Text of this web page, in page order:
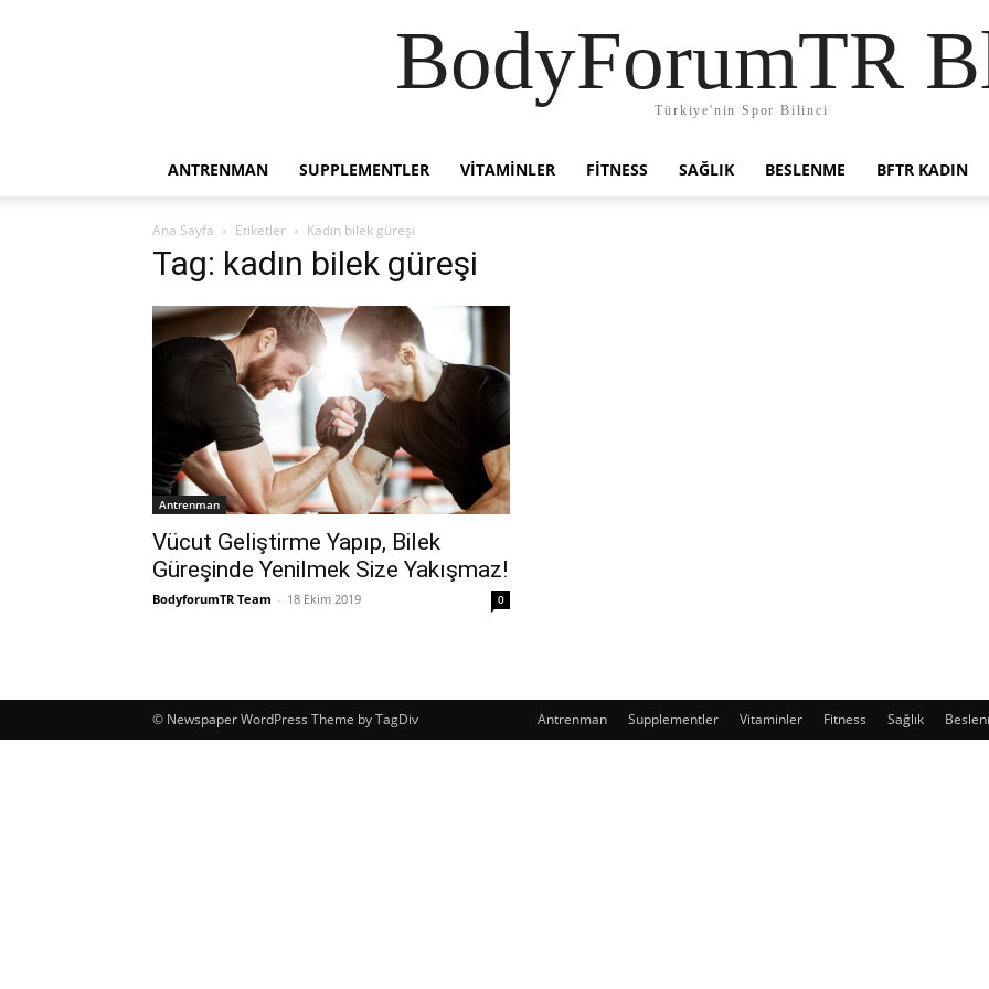
BodyForumTR
Türkiye'nin Spor Bilinci
ANTRENMAN SUPPLEMENTLER VITAMINLER FITNESS SAĞLIK BESLENME BFTR KADIN
Ana Sayfa Etiketler Kadın bilek güreşi
Tag: kadın bilek güreşi
Antrenman
Vücut Geliştirme Yapıp, Bilek
Güreşinde Yenilmek Size Yakışmaz!
BodyforumTR Team - 18 Ekim 2019 0
Antrenman Supplementler Vitaminler Fitness Sağlık
© Newspaper WordPress Theme by TagDiv